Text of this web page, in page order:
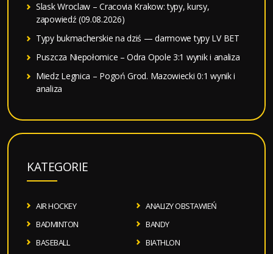
Slask Wroclaw – Cracovia Krakow: typy, kursy,
zapowiedź (09.08.2026)
Typy bukmacherskie na dziś — darmowe typy LV BET
Puszcza Niepołomice – Odra Opole 3:1 wynik i analiza
Miedz Legnica – Pogoń Grod. Mazowiecki 0:1 wynik i
analiza
KATEGORIE
AIR HOCKEY
ANALIZY OBSTAWIEŃ
BADMINTON
BANDY
BASEBALL
BIATHLON